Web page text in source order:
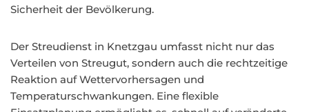
Sicherheit der Bevölkerung.
Der Streudienst in Knetzgau umfasst nicht nur das
Verteilen von Streugut, sondern auch die rechtzeitige
Reaktion auf Wettervorhersagen und
Temperaturschwankungen. Eine flexible